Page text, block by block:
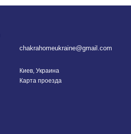
chakrahomeukraine@gmail.com
Киев, Украина
Карта проезда